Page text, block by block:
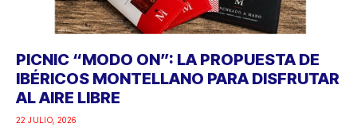
PICNIC “MODO ON”: LA PROPUESTA DE
IBÉRICOS MONTELLANO PARA DISFRUTAR
AL AIRE LIBRE
22 JULIO, 2026